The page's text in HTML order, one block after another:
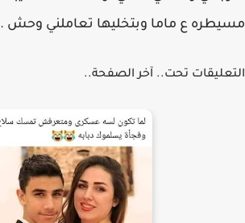
مسيطره ع ماما وبتخليها تعاملني وحش
التعليقات تحت.. آخر الصفحة..